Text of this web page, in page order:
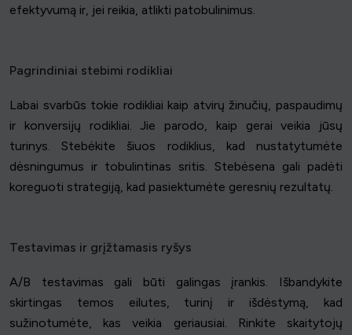
efektyvumą ir, jei reikia, atlikti patobulinimus.
Pagrindiniai stebimi rodikliai
Labai svarbūs tokie rodikliai kaip atvirų žinučių, paspaudimų
ir konversijų rodikliai. Jie parodo, kaip gerai veikia jūsų
turinys. Stebėkite šiuos rodiklius, kad nustatytumėte
dėsningumus ir tobulintinas sritis. Stebėsena gali padėti
koreguoti strategiją, kad pasiektumėte geresnių rezultatų.
Testavimas ir grįžtamasis ryšys
A/B testavimas gali būti galingas įrankis. Išbandykite
skirtingas temos eilutes, turinį ir išdėstymą, kad
sužinotumėte, kas veikia geriausiai. Rinkite skaitytojų